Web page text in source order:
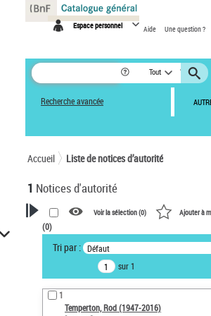
Espace personnel Aide Une question ?
Tout
Recherche avancée
Accueil Liste de notices d’autorité
1 Notices d'autorité
VOTRE RECHERCHE
Recherche avancée dans les
notices d’autorité
Œuvres liées à l'auteur :
Temperton, Rod (1947-2016)
Voir la sélection (0) Ajouter à
(0)
Tri par : Défaut
sur 1
1
Temperton, Rod (1947-2016)
Panneau de gestion des cookies